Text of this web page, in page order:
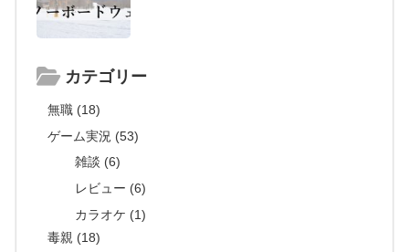
カテゴリー
無職 (18)
ゲーム実況 (53)
雑談 (6)
レビュー (6)
カラオケ (1)
毒親 (18)